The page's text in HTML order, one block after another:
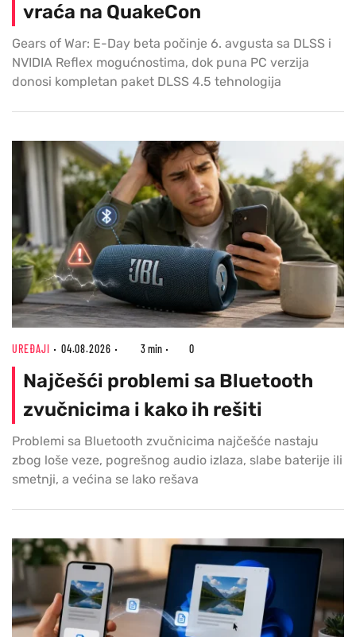
vraća na QuakeCon
Gears of War: E-Day beta počinje 6. avgusta sa DLSS i
NVIDIA Reflex mogućnostima, dok puna PC verzija
donosi kompletan paket DLSS 4.5 tehnologija
UREĐAJI 04.08.2026 3 min 0
Najčešći problemi sa Bluetooth
zvučnicima i kako ih rešiti
Problemi sa Bluetooth zvučnicima najčešće nastaju
zbog loše veze, pogrešnog audio izlaza, slabe baterije ili
smetnji, a većina se lako rešava